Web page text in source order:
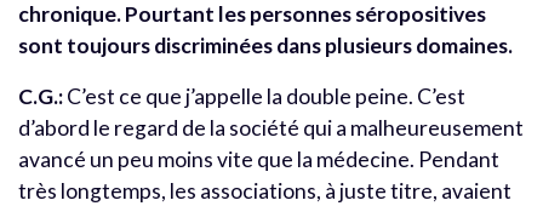
chronique. Pourtant les personnes séropositives
sont toujours discriminées dans plusieurs domaines.
C.G.:C’est ce que j’appelle la double peine. C’est
d’abord le regard de la société qui a malheureusement
avancé un peu moins vite que la médecine. Pendant
très longtemps, les associations, à juste titre, avaient